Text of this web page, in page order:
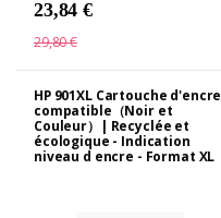
23,84 €
29,80 €
HP 901XL Cartouche d'encre
compatible（Noir et
Couleur）| Recyclée et
écologique - Indication
niveau d encre - Format XL